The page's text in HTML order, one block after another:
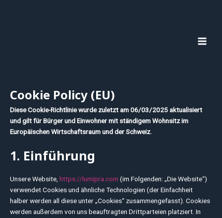
Cookie Policy (EU)
Diese Cookie-Richtlinie wurde zuletzt am 06/03/2025 aktualisiert
und gilt für Bürger und Einwohner mit ständigem Wohnsitz im
Europäischen Wirtschaftsraum und der Schweiz.
1. Einführung
Unsere Website, https://lumipra.com (im Folgenden: „Die Website“)
verwendet Cookies und ähnliche Technologien (der Einfachheit
halber werden all diese unter „Cookies“ zusammengefasst). Cookies
werden außerdem von uns beauftragten Drittparteien platziert. In